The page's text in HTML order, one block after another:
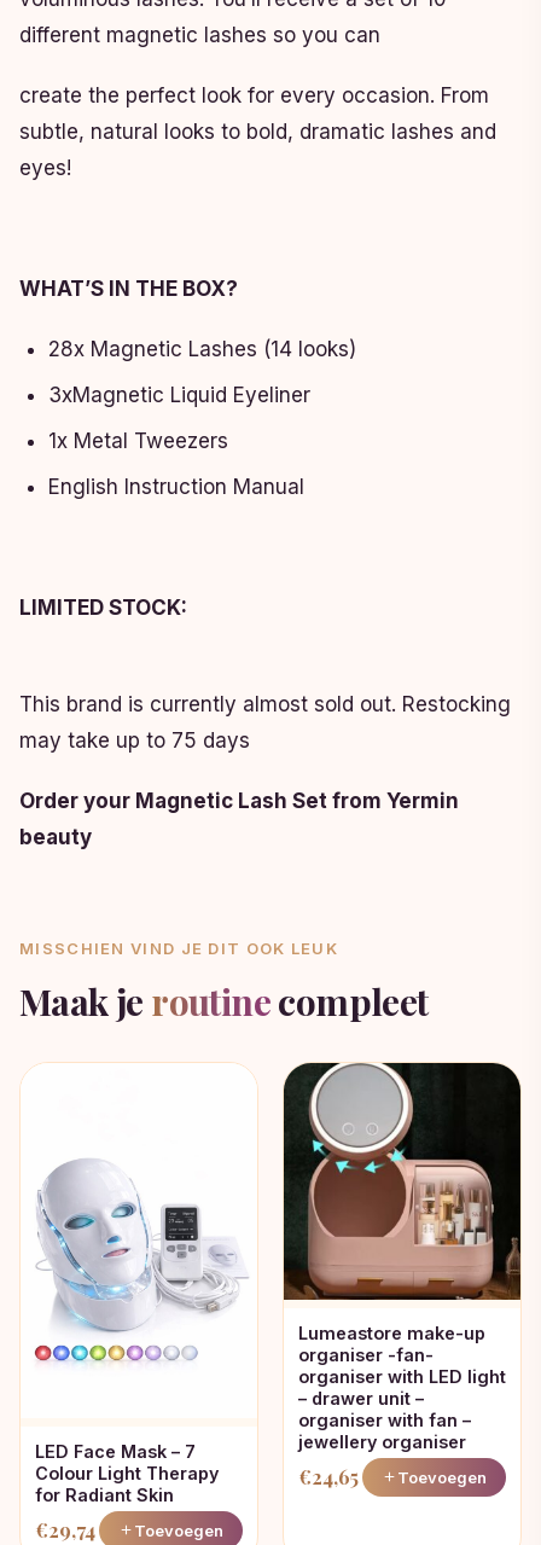
different magnetic lashes so you can
create the perfect look for every occasion. From
subtle, natural looks to bold, dramatic lashes and
eyes!
WHAT’S IN THE BOX?
28x Magnetic Lashes (14 looks)
3xMagnetic Liquid Eyeliner
1x Metal Tweezers
English Instruction Manual
LIMITED STOCK:
This brand is currently almost sold out. Restocking
may take up to 75 days
Order your Magnetic Lash Set from Yermin
beauty
MISSCHIEN VIND JE DIT OOK LEUK
Maak je routinecompleet
LED Face Mask – 7
Colour Light Therapy
for Radiant Skin
€29,74 Toevoegen
Lumeastore make-up
organiser -fan-
organiser with LED light
– drawer unit –
organiser with fan –
jewellery organiser
€24,65 Toevoegen